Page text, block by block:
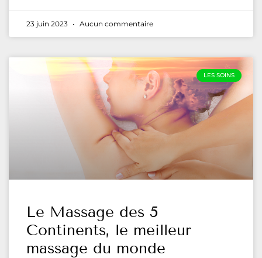
23 juin 2023 Aucun commentaire
LES SOINS
Le Massage des 5
Continents, le meilleur
massage du monde